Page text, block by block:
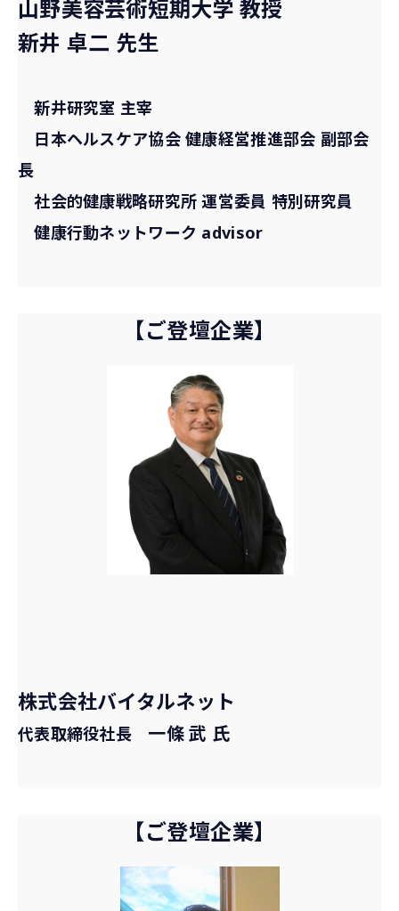
山野美容芸術短期大学 教授
新井 卓二 先生
新井研究室 主宰
日本ヘルスケア協会 健康経営推進部会 副部会
長
社会的健康戦略研究所 運営委員 特別研究員
健康行動ネットワーク advisor
【ご登壇企業】
株式会社バイタルネット
代表取締役社長 一條 武 氏
【ご登壇企業】